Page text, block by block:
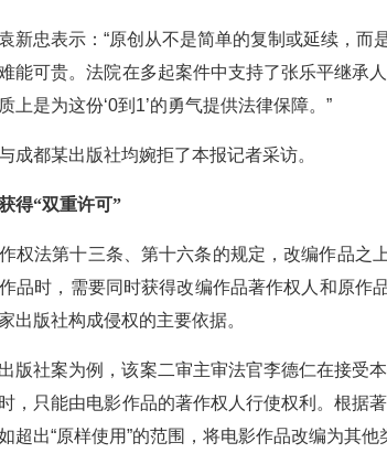
忠表示：“原创从不是简单的复制或延续，而
能可贵。法院在多起案件中支持了张乐平继承
上是为这份‘0到1’的勇气提供法律保障。”
都某出版社均婉拒了本报记者采访。
得“双重许可”
法第十三条、第十六条的规定，改编作品之
品时，需要同时获得改编作品著作权人和原作
出版社构成侵权的主要依据。
社案为例，该案二审主审法官李德仁在接受
，只能由电影作品的著作权人行使权利。根据
超出“原样使用”的范围，将电影作品改编为其